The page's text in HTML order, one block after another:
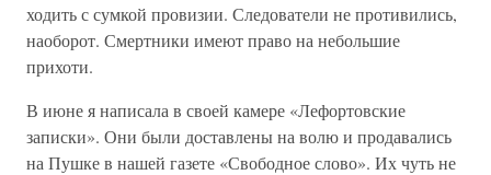
ходить с сумкой провизии. Следователи не противились,
наоборот. Смертники имеют право на небольшие
прихоти.
В июне я написала в своей камере «Лефортовские
записки». Они были доставлены на волю и продавались
на Пушке в нашей газете «Свободное слово». Их чуть не